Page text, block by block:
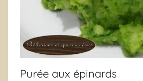
Purée aux épinards